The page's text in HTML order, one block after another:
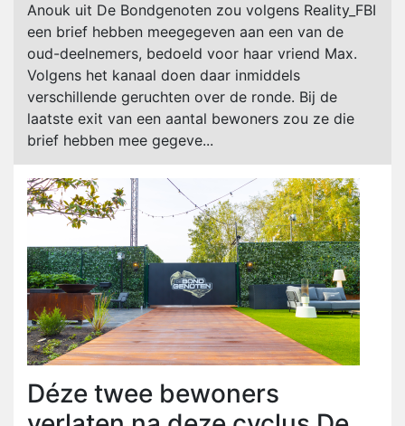
Anouk uit De Bondgenoten zou volgens Reality_FBI
een brief hebben meegegeven aan een van de
oud-deelnemers, bedoeld voor haar vriend Max.
Volgens het kanaal doen daar inmiddels
verschillende geruchten over de ronde. Bij de
laatste exit van een aantal bewoners zou ze die
brief hebben mee gegeve...
Déze twee bewoners